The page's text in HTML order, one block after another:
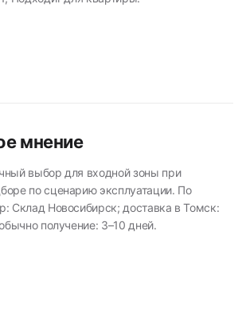
мнение
выбор для входной зоны при
по сценарию эксплуатации. По
Склад Новосибирск; доставка в Томск:
получение: 3–10 дней.